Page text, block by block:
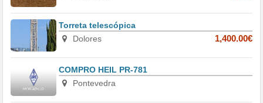
Torreta telescópica
Dolores
1,400.00€
COMPRO HEIL PR-781
Pontevedra